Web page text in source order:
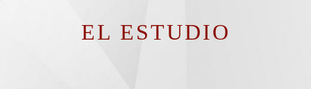
EL ESTUDIO